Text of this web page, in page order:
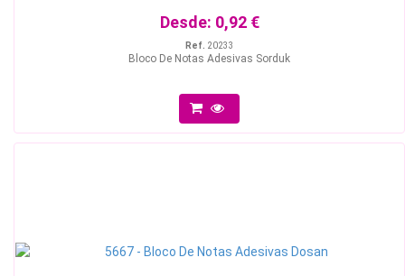
Desde: 0,92 €
Ref. 20233
Bloco De Notas Adesivas Sorduk